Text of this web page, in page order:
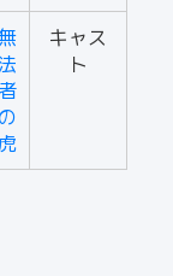
者
の
キャス
ト